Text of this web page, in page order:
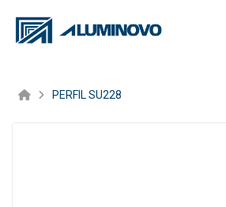
PERFIL SU228